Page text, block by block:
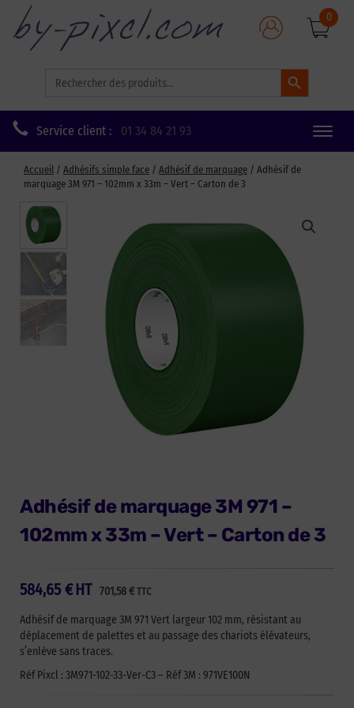
for:
Search Button
0
Service client : 01 34 84 21 93
Toggle
Accueil / Adhésifs simple face / Adhésif de marquage / Adhésif de
marquage 3M 971 – 102mm x 33m – Vert – Carton de 3
Adhésif de marquage 3M 971 –
102mm x 33m – Vert – Carton de 3
584,65 € 701,58€ TTC
HT
Adhésif de marquage 3M 971 Vert largeur 102 mm, résistant au
déplacement de palettes et au passage des chariots élévateurs,
s’enlève sans traces.
Réf Pixcl : 3M971-102-33-Ver-C3 – Réf 3M : 971VE100N